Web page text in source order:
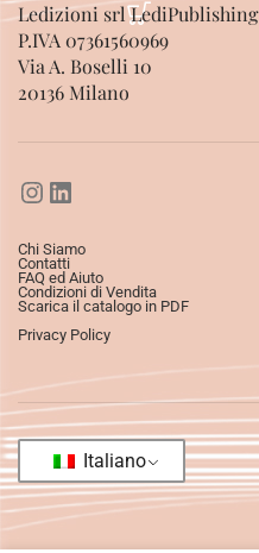
Ledizioni srl LediPublishing
P.IVA 07361560969
Via A. Boselli 10
20136 Milano
Chi Siamo
Contatti
FAQ ed Aiuto
Condizioni di Vendita
Scarica il catalogo in PDF
Privacy Policy
Italiano